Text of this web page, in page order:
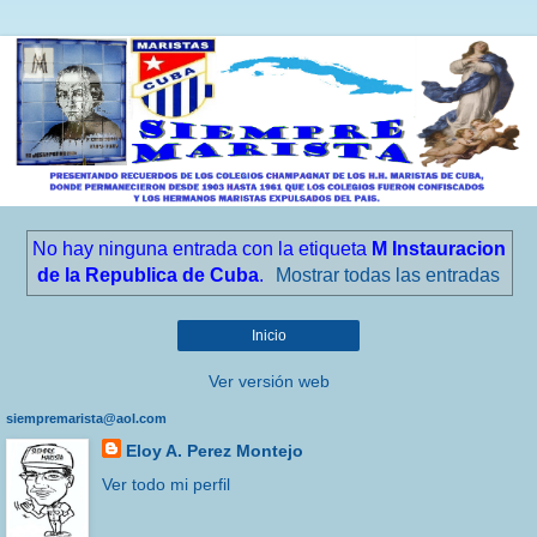
No hay ninguna entrada con la etiqueta M Instauracion
de la Republica de Cuba. Mostrar todas las entradas
Inicio
Ver versión web
siempremarista@aol.com
Eloy A. Perez Montejo
Ver todo mi perfil